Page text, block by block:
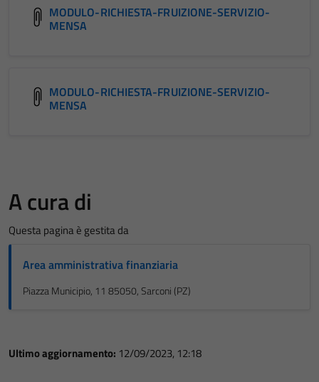
MODULO-RICHIESTA-FRUIZIONE-SERVIZIO-
MENSA
MODULO-RICHIESTA-FRUIZIONE-SERVIZIO-
MENSA
A cura di
Questa pagina è gestita da
Area amministrativa finanziaria
Piazza Municipio, 11 85050, Sarconi (PZ)
Ultimo aggiornamento: 12/09/2023, 12:18